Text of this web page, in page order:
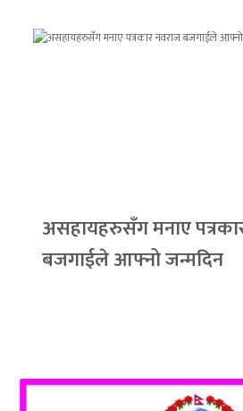
असहायहरुसँग मनाए
बजगाईले आफ्नो जन्मदिन